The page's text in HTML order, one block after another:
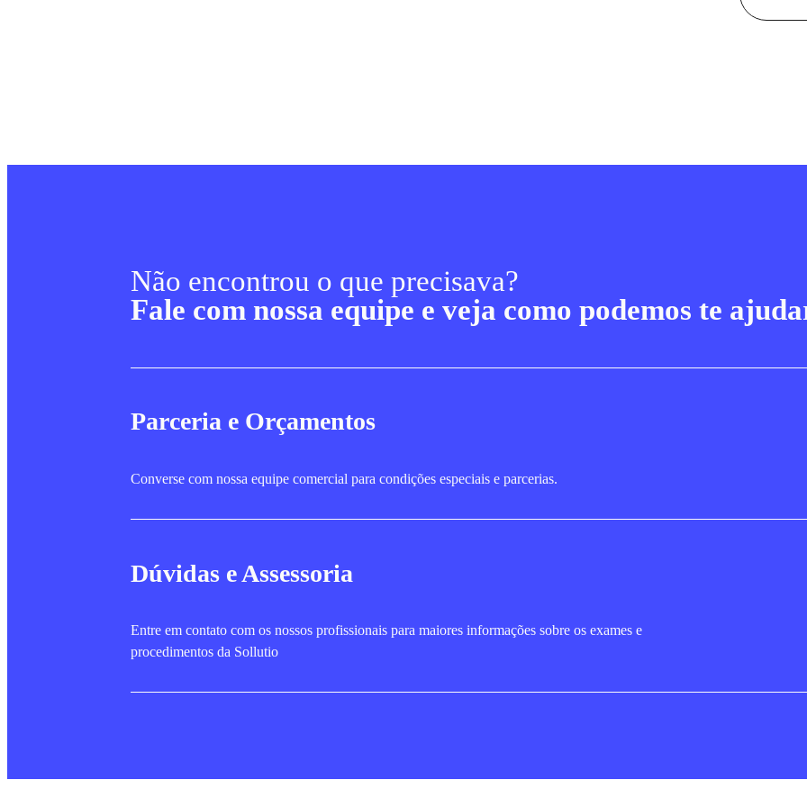
Não encontrou o que precisava?
Fale com nossa equipe e veja como podemos te
Parceria e Orçamentos
Converse com nossa equipe comercial para condições especiais e parcerias.
Dúvidas e Assessoria
Entre em contato com os nossos profissionais para maiores informações sobre os exames e
procedimentos da Sollutio